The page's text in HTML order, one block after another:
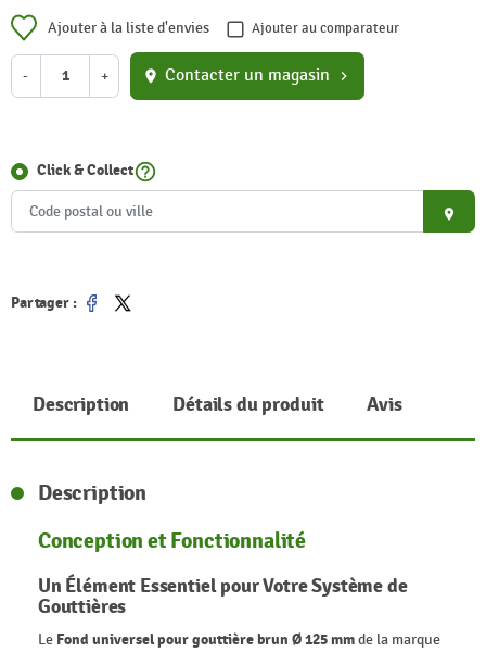
Ajouter à la liste d'envies Ajouter au comparateur
- + location_on Contacter un magasin chevron_right
Click & Collecthelp_outline
place
Partager :
Partager
Tweet
Description Détails du produit Avis
Description
Conception et Fonctionnalité
Un Élément Essentiel pour Votre Système de
Gouttières
Le Fond universel pour gouttière brun Ø 125 mmde la marque